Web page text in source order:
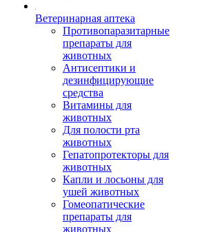
Ветеринарная аптека
Противопаразитарные
препараты для
животных
Антисептики и
дезинфицирующие
средства
Витамины для
животных
Для полости рта
животных
Гепатопротекторы для
животных
Капли и лосьоны для
ушей животных
Гомеопатические
препараты для
животных